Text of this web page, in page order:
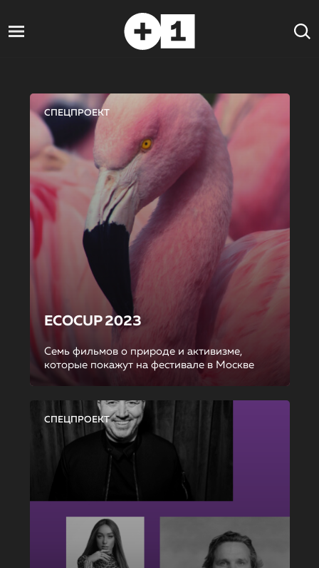
СПЕЦПРОЕКТ
ECOCUP 2023
Семь фильмов о природе и активизме,
которые покажут на фестивале в Москве
СПЕЦПРОЕКТ